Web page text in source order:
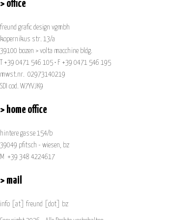
> office
freund grafic design vgmbh
kopernikus str. 13/a
39100 bozen > volta macchine bldg.
T +39 0471 546 105 • F +39 0471 546 195
mwst.nr. 02973140219
SDI cod. W7YVJK9
> home office
hintere gasse 154/b
39049 pfitsch - wiesen, bz
M +39 348 4224617
> mail
info [at] freund [dot] bz